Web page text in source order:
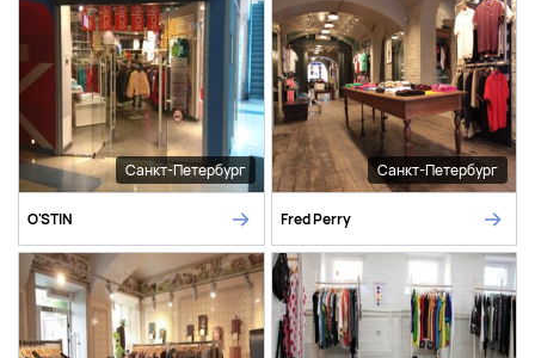
Санкт-Петербург
O'STIN
Санкт-Петербург
Fred Perry